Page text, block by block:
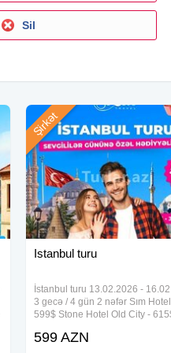
Sil
Istanbul turu
İstanbul turu 13.02.2026 -
3 gecə / 4 gün 2 nəfər Sım
599$ Stone Hotel Old City -
652$ Marmaray Hotel - 667$
Şirkət
599 AZN